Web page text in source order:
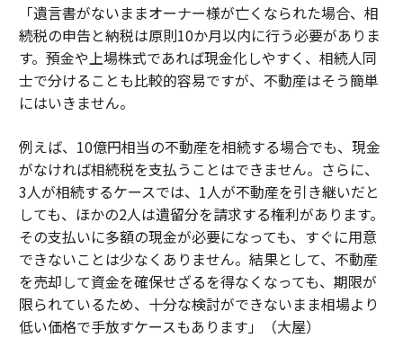
「遺言書がないままオーナー様が亡くなられた場合、相
続税の申告と納税は原則10か月以内に行う必要がありま
す。預金や上場株式であれば現金化しやすく、相続人同
士で分けることも比較的容易ですが、不動産はそう簡単
にはいきません。
例えば、10億円相当の不動産を相続する場合でも、現金
がなければ相続税を支払うことはできません。さらに、
3人が相続するケースでは、1人が不動産を引き継いだと
しても、ほかの2人は遺留分を請求する権利があります。
その支払いに多額の現金が必要になっても、すぐに用意
できないことは少なくありません。結果として、不動産
を売却して資金を確保せざるを得なくなっても、期限が
限られているため、十分な検討ができないまま相場より
低い価格で手放すケースもあります」（大屋）